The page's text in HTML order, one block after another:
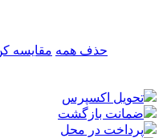
حذف همه مقایسه
تحویل اکسپرس
ضمانت بازگشت
پرداخت در محل